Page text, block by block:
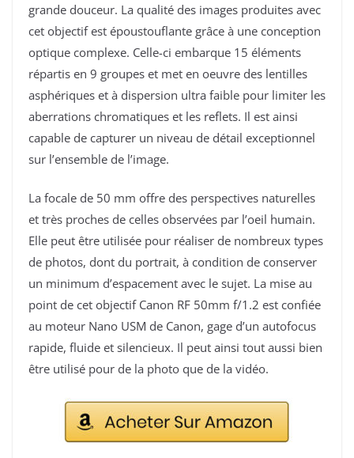
grande douceur. La qualité des images produites avec
cet objectif est époustouflante grâce à une conception
optique complexe. Celle-ci embarque 15 éléments
répartis en 9 groupes et met en oeuvre des lentilles
asphériques et à dispersion ultra faible pour limiter les
aberrations chromatiques et les reflets. Il est ainsi
capable de capturer un niveau de détail exceptionnel
sur l’ensemble de l’image.
La focale de 50 mm offre des perspectives naturelles
et très proches de celles observées par l’oeil humain.
Elle peut être utilisée pour réaliser de nombreux types
de photos, dont du portrait, à condition de conserver
un minimum d’espacement avec le sujet. La mise au
point de cet objectif Canon RF 50mm f/1.2 est confiée
au moteur Nano USM de Canon, gage d’un autofocus
rapide, fluide et silencieux. Il peut ainsi tout aussi bien
être utilisé pour de la photo que de la vidéo.